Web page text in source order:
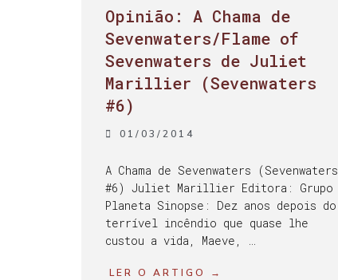
Opinião: A Chama de
Sevenwaters/Flame of
Sevenwaters de Juliet
Marillier (Sevenwaters
#6)
01/03/2014
A Chama de Sevenwaters (Sevenwaters
#6) Juliet Marillier Editora: Grupo
Planeta Sinopse: Dez anos depois do
terrível incêndio que quase lhe
custou a vida, Maeve, …
LER O ARTIGO →